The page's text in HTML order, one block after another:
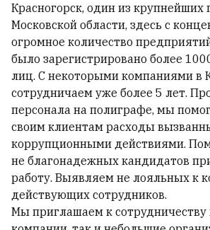
Красногорск, один из крупнейших
Московской области, здесь с
огромное количество
было зарегистрировано более
лиц. С некоторыми компаниями в
сотрудничаем уже более 5 лет.
персонала на полиграфе, мы
своим клиентам расходы
коррупционными действиями.
не благонадежных кандидатов
работу. Выявляем не лояльных к
действующих сотрудников.
Мы приглашаем к сотрудничеству